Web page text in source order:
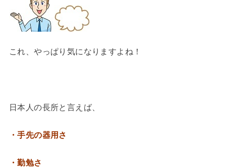
これ、やっぱり気になりますよね！
日本人の長所と言えば、
・手先の器用さ
・勤勉さ